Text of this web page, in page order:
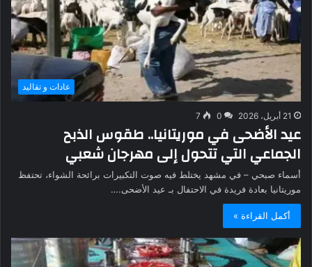
عادات و تقاليد
21 أبريل، 2026 0
7
عيد الأضحى في موريتانيا.. طقوس الذبح
الجماعي التي تتحول إلى مهرجان شعبي
أسماء صبحي – في مشهد يختلط فيه صوت التكبيرات برائحة الشواء، تحتفظ
موريتانيا بعادة فريدة في الاحتفال بـ عيد الأضحى.…
أكمل القراءة »